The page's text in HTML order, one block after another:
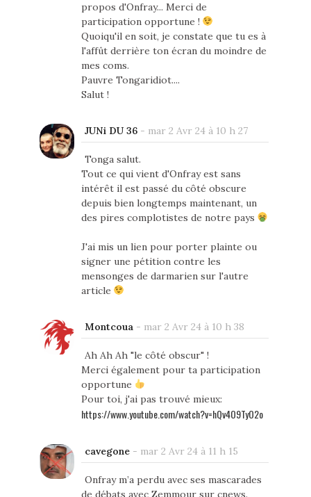
propos d'Onfray... Merci de
participation opportune !
Quoiqu'il en soit, je constate que tu es à
l'affût derrière ton écran du moindre de
mes coms.
Pauvre Tongaridiot....
Salut !
JUNi DU 36- mar 2 Avr 24 à 10 h 27
Tonga salut.
Tout ce qui vient d'Onfray est sans
intérêt il est passé du côté obscure
depuis bien longtemps maintenant, un
des pires complotistes de notre pays
J'ai mis un lien pour porter plainte ou
signer une pétition contre les
mensonges de darmarien sur l'autre
article
Montcoua- mar 2 Avr 24 à 10 h 38
Ah Ah Ah "le côté obscur" !
Merci également pour ta participation
opportune
Pour toi, j'ai pas trouvé mieux:
https://www.youtube.com/watch?v=hQv4O9TyO2o
cavegone- mar 2 Avr 24 à 11 h 15
Onfray m’a perdu avec ses mascarades
de débats avec Zemmour sur cnews.